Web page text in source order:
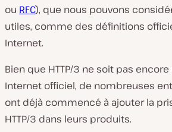
ou RFC), que nous pouvons
utiles, comme des définitions
Internet.
Bien que HTTP/3 ne soit pas
Internet officiel, de nombreuses
ont déjà commencé à ajouter la
HTTP/3 dans leurs produits.